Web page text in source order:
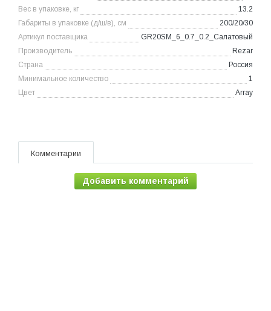
Вес в упаковке, кг
13.2
Габариты в упаковке (д/ш/в), см
200/20/30
Артикул поставщика
GR20SM_6_0.7_0.2_Салатовый
Производитель
Rezar
Страна
Россия
Минимальное количество
1
Цвет
Array
Комментарии
Добавить комментарий